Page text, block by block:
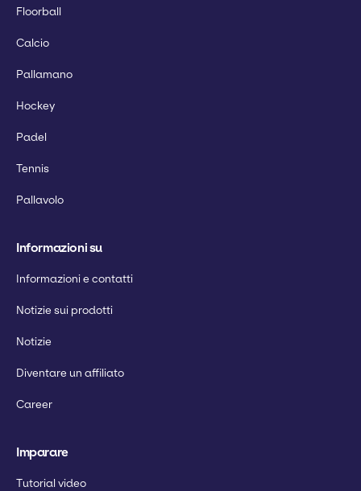
Floorball
Calcio
Pallamano
Hockey
Padel
Tennis
Pallavolo
Informazioni su
Informazioni e contatti
Notizie sui prodotti
Notizie
Diventare un affiliato
Career
Imparare
Tutorial video